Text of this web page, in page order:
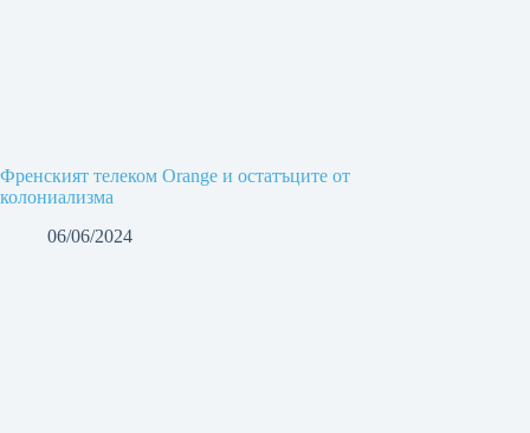
Френският телеком Orange и остатъците от
колониализма
06/06/2024